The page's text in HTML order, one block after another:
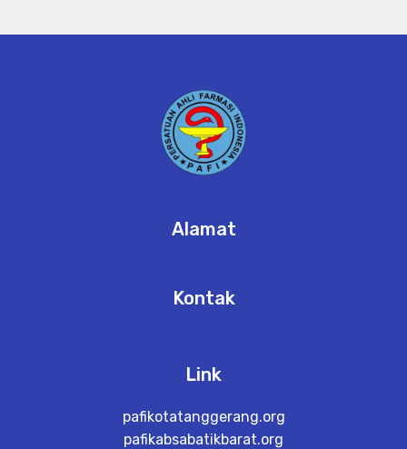
Alamat
Kontak
Link
pafikotatanggerang.org
pafikabsabatikbarat.org